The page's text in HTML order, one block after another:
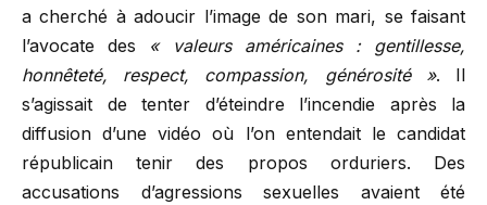
a cherché à adoucir l’image de son mari, se faisant
l’avocate des « valeurs américaines : gentillesse,
honnêteté, respect, compassion, générosité ». Il
s’agissait de tenter d’éteindre l’incendie après la
diffusion d’une vidéo où l’on entendait le candidat
républicain tenir des propos orduriers. Des
accusations d’agressions sexuelles avaient été